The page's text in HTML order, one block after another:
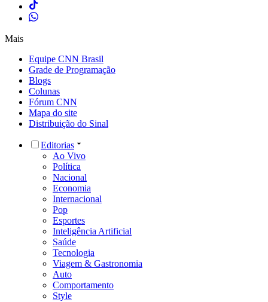
Mais
Equipe CNN Brasil
Grade de Programação
Blogs
Colunas
Fórum CNN
Mapa do site
Distribuição do Sinal
Editorias
Ao Vivo
Política
Nacional
Economia
Internacional
Pop
Esportes
Inteligência Artificial
Saúde
Tecnologia
Viagem & Gastronomia
Auto
Comportamento
Style